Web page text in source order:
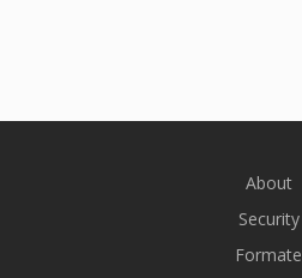
About
Security
Formate